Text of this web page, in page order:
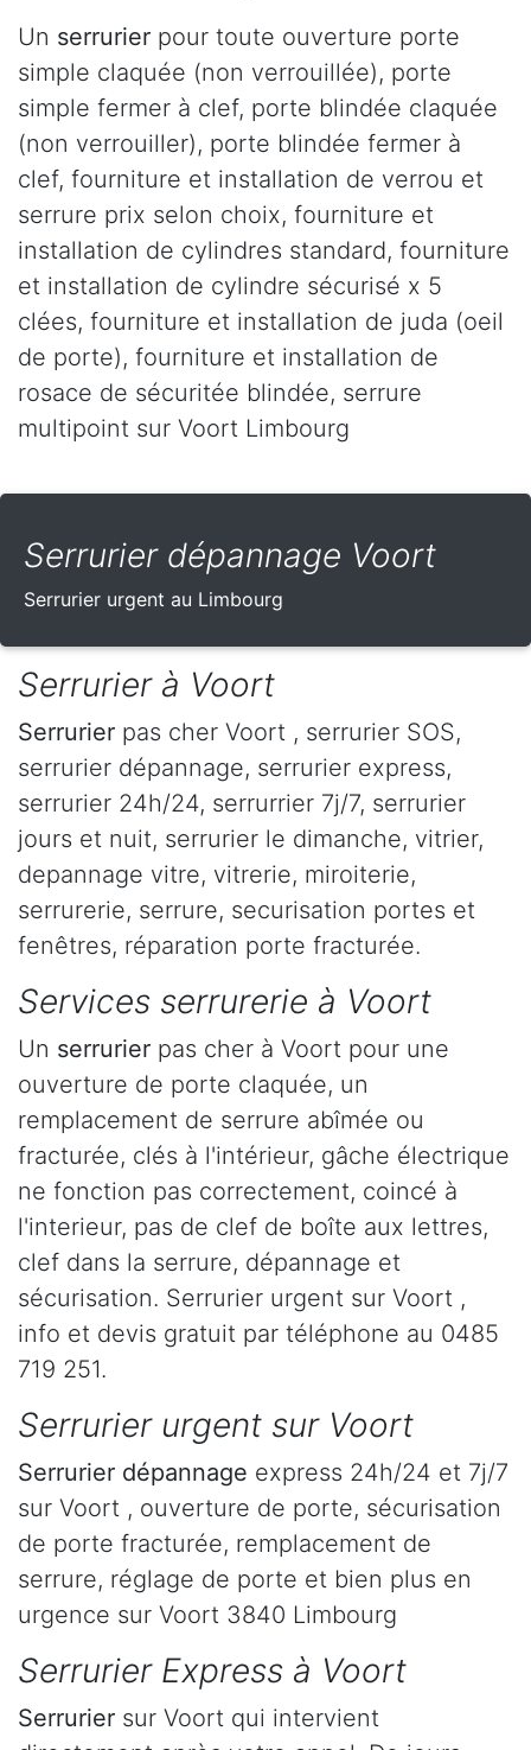
Un serrurier pour toute ouverture porte
simple claquée (non verrouillée), porte
simple fermer à clef, porte blindée claquée
(non verrouiller), porte blindée fermer à
clef, fourniture et installation de verrou et
serrure prix selon choix, fourniture et
installation de cylindres standard, fourniture
et installation de cylindre sécurisé x 5
clées, fourniture et installation de juda (oeil
de porte), fourniture et installation de
rosace de sécuritée blindée, serrure
multipoint sur Voort Limbourg
Serrurier dépannage Voort
Serrurier urgent au Limbourg
Serrurier à Voort
Serrurier pas cher Voort , serrurier SOS,
serrurier dépannage, serrurier express,
serrurier 24h/24, serrurrier 7j/7, serrurier
jours et nuit, serrurier le dimanche, vitrier,
depannage vitre, vitrerie, miroiterie,
serrurerie, serrure, securisation portes et
fenêtres, réparation porte fracturée.
Services serrurerie à Voort
Un serrurier pas cher à Voort pour une
ouverture de porte claquée, un
remplacement de serrure abîmée ou
fracturée, clés à l'intérieur, gâche électrique
ne fonction pas correctement, coincé à
l'interieur, pas de clef de boîte aux lettres,
clef dans la serrure, dépannage et
sécurisation. Serrurier urgent sur Voort ,
info et devis gratuit par téléphone au 0485
719 251.
Serrurier urgent sur Voort
Serrurier dépannage express 24h/24 et 7j/7
sur Voort , ouverture de porte, sécurisation
de porte fracturée, remplacement de
serrure, réglage de porte et bien plus en
urgence sur Voort 3840 Limbourg
Serrurier Express à Voort
Serrurier sur Voort qui intervient